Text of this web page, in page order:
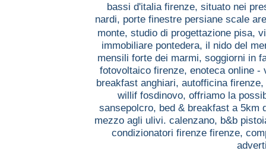
bassi d'italia firenze, situato nei
nardi, porte finestre persiane scale
monte, studio di progettazione pisa,
immobiliare pontedera, il nido del
mensili forte dei marmi, soggiorni in
fotovoltaico firenze, enoteca online
breakfast anghiari, autofficina firenze,
willif fosdinovo, offriamo la
sansepolcro, bed & breakfast a 5km
mezzo agli ulivi. calenzano, b&b
condizionatori firenze firenze,